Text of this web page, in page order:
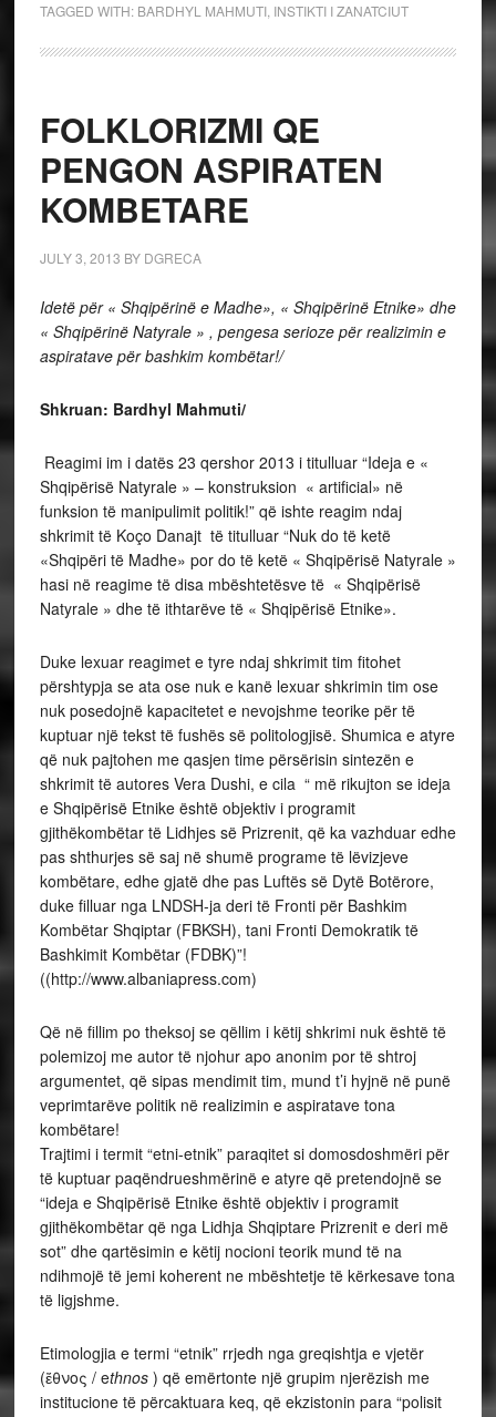
TAGGED WITH: BARDHYL MAHMUTI, INSTIKTI I ZANATCIUT
FOLKLORIZMI QE
PENGON ASPIRATEN
KOMBETARE
JULY 3, 2013 BY DGRECA
Idetë për « Shqipërinë e Madhe», « Shqipërinë Etnike» dhe
« Shqipërinë Natyrale » , pengesa serioze për realizimin e
aspiratave për bashkim kombëtar!/
Shkruan: Bardhyl Mahmuti/
Reagimi im i datës 23 qershor 2013 i titulluar “Ideja e «
Shqipërisë Natyrale » – konstruksion « artificial» në
funksion të manipulimit politik!” që ishte reagim ndaj
shkrimit të Koço Danajt të titulluar “Nuk do të ketë
«Shqipëri të Madhe» por do të ketë « Shqipërisë Natyrale »
hasi në reagime të disa mbështetësve të « Shqipërisë
Natyrale » dhe të ithtarëve të « Shqipërisë Etnike».
Duke lexuar reagimet e tyre ndaj shkrimit tim fitohet
përshtypja se ata ose nuk e kanë lexuar shkrimin tim ose
nuk posedojnë kapacitetet e nevojshme teorike për të
kuptuar një tekst të fushës së politologjisë. Shumica e atyre
që nuk pajtohen me qasjen time përsërisin sintezën e
shkrimit të autores Vera Dushi, e cila “ më rikujton se ideja
e Shqipërisë Etnike është objektiv i programit
gjithëkombëtar të Lidhjes së Prizrenit, që ka vazhduar edhe
pas shthurjes së saj në shumë programe të lëvizjeve
kombëtare, edhe gjatë dhe pas Luftës së Dytë Botërore,
duke filluar nga LNDSH-ja deri të Fronti për Bashkim
Kombëtar Shqiptar (FBKSH), tani Fronti Demokratik të
Bashkimit Kombëtar (FDBK)”!
((http://www.albaniapress.com)
Që në fillim po theksoj se qëllim i këtij shkrimi nuk është të
polemizoj me autor të njohur apo anonim por të shtroj
argumentet, që sipas mendimit tim, mund t’i hyjnë në punë
veprimtarëve politik në realizimin e aspiratave tona
kombëtare!
Trajtimi i termit “etni-etnik” paraqitet si domosdoshmëri për
të kuptuar paqëndrueshmërinë e atyre që pretendojnë se
“ideja e Shqipërisë Etnike është objektiv i programit
gjithëkombëtar që nga Lidhja Shqiptare Prizrenit e deri më
sot” dhe qartësimin e këtij nocioni teorik mund të na
ndihmojë të jemi koherent ne mbështetje të kërkesave tona
të ligjshme.
Etimologjia e termi “etnik” rrjedh nga greqishtja e vjetër
(ἔθνος / ethnos) që emërtonte një grupim njerëzish me
institucione të përcaktuara keq, që ekzistonin para “polisit